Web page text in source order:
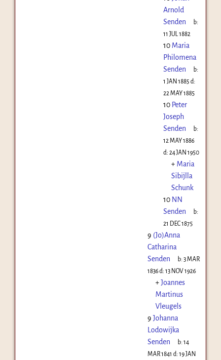
Arnold
Senden
b:
11 JUL 1882
10 Maria
Philomena
Senden
b:
1 JAN 1885 d:
22 MAY 1885
10 Peter
Joseph
Senden
b:
12 MAY 1886
d: 24 JAN 1950
+ Maria
Sibijlla
Schunk
10 NN
Senden
b:
21 DEC 1875
9 (Jo)Anna
Catharina
Senden
b:3 MAR
1836d: 13 NOV 1926
+Joannes
Martinus
Vleugels
9 Johanna
Lodowijka
Senden
b:14
MAR 1841 d: 19 JAN